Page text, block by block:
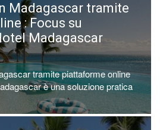
Madagascar tramite
: Focus su
Madagascar
tramite piattaforme online
è una soluzione pratica